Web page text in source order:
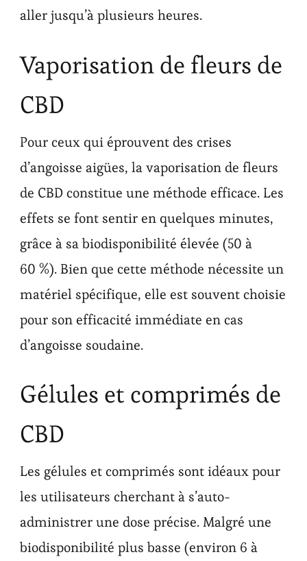
aller jusqu’à plusieurs heures.
Vaporisation de fleurs de
CBD
Pour ceux qui éprouvent des crises
d’angoisse aigües, la vaporisation de fleurs
de CBD constitue une méthode efficace. Les
effets se font sentir en quelques minutes,
grâce à sa biodisponibilité élevée (50 à
60 %). Bien que cette méthode nécessite un
matériel spécifique, elle est souvent choisie
pour son efficacité immédiate en cas
d’angoisse soudaine.
Gélules et comprimés de
CBD
Les gélules et comprimés sont idéaux pour
les utilisateurs cherchant à s’auto-
administrer une dose précise. Malgré une
biodisponibilité plus basse (environ 6 à